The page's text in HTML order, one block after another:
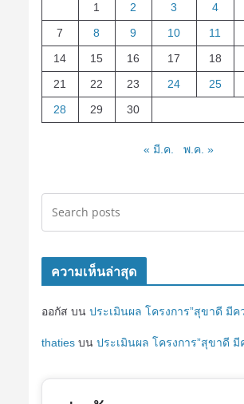
1
2 3 4
7
8 9 10 11
14
15 16 17 18
21
22 23 24 25
28
29 30
« มี.ค. พ.ค. »
ความเห็นล่าสุด
ออกัส บน ประเมินผล โครงการ”สุขาดี มีค
thatiesบน ประเมินผล โครงการ”สุขาดี มี